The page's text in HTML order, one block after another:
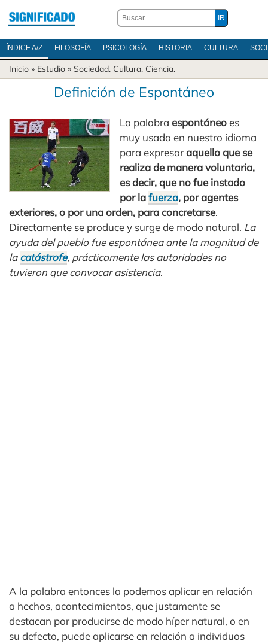
ÍNDICE A/Z FILOSOFÍA PSICOLOGÍA HISTORIA CULTURA
Inicio » Estudio » Sociedad. Cultura. Ciencia.
Definición de Espontáneo
La palabraespontáneoes
muy usada en nuestro idioma
para expresaraquello que se
realiza de manera voluntaria,
es decir, que no fue instado
por lafuerza, por agentes
exteriores, o por una orden, para concretarse.
Directamente se produce y surge de modo natural. La
ayuda del pueblo fue espontánea ante la magnitud de
lacatástrofe, prácticamente las autoridades no
tuvieron que convocar asistencia.
A la palabra entonces la podemos aplicar en relación
a hechos, acontecimientos, que justamente se
destacan por producirse de modo híper natural, o en
su defecto, puede aplicarse en relación a individuos